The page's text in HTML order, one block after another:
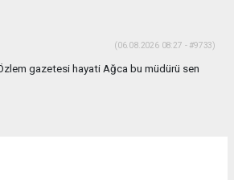
(06.08.2026 08:27 - #9733)
gazetesi hayati Ağca bu müdürü sen